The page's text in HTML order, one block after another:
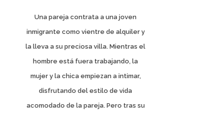
Una pareja contrata a una joven
inmigrante como vientre de alquiler y
la lleva a su preciosa villa. Mientras el
hombre está fuera trabajando, la
mujer y la chica empiezan a intimar,
disfrutando del estilo de vida
acomodado de la pareja. Pero tras su